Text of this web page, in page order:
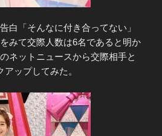
白「そんなに付き合ってない」
みて交際人数は6名であると明か
ネットニュースから交際相手と
ップしてみた。